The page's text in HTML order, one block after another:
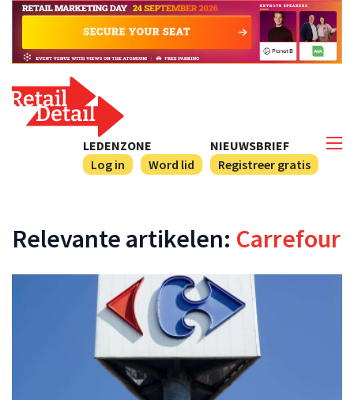
NIEUWSBRIEF
Registreer gratis
LEDENZONE
Log in
Word lid
Relevante artikelen: Carrefour